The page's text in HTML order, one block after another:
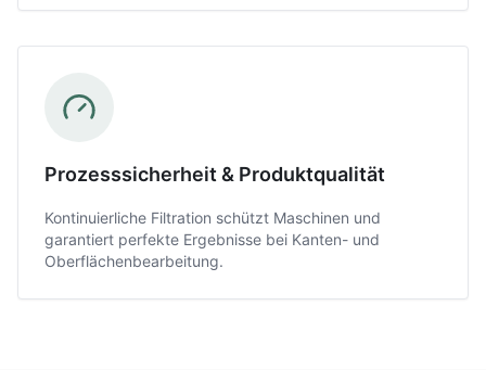
Prozesssicherheit & Produktqualität
Kontinuierliche Filtration schützt Maschinen und
garantiert perfekte Ergebnisse bei Kanten- und
Oberflächenbearbeitung.